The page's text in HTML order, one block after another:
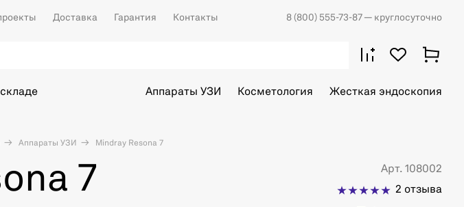
Доставка Гарантия Контакты 8 (800) 555-73-87 — круглосуточно
Аппараты УЗИ Косметология Жесткая эндоскопия
Аппараты УЗИ Mindray Resona 7
7
Арт. 108002
2 отзыва